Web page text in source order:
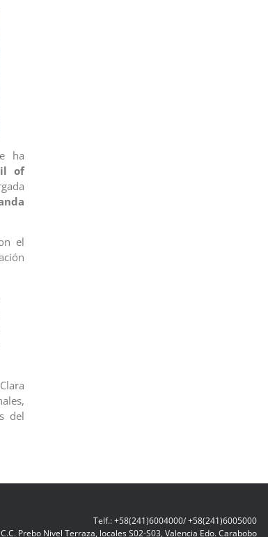
ha
of
el
del
Telf.: +58(241)6004000/ +58(241)6005000
Prebo Nivel Terraza, locales S02-S03, Valencia Edo. Carabobo